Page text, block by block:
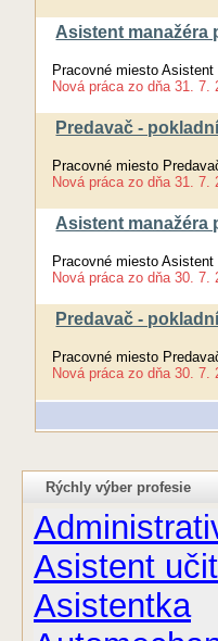
Asistent manažéra
Pracovné miesto
Nová práca zo dňa 31. 7.
Predavač -
Pracovné miesto
Nová práca zo dňa 31. 7.
Asistent manažéra
Pracovné miesto
Nová práca zo dňa 30. 7.
Predavač -
Pracovné miesto
Nová práca zo dňa 30. 7.
Rýchly výber profesie
Asistent
Asistentka